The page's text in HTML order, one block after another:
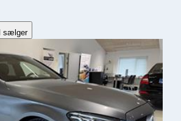
sælger